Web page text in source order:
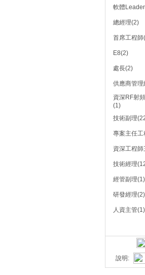
軟體
總經理(2)
首席工程師
E8(2)
處長(2)
供應商管理
資深RF射
(1)
技術副理
專案主任工
資深工程
技術經理
經管副理(1)
研發經理(2)
人資主管(1)
說明: